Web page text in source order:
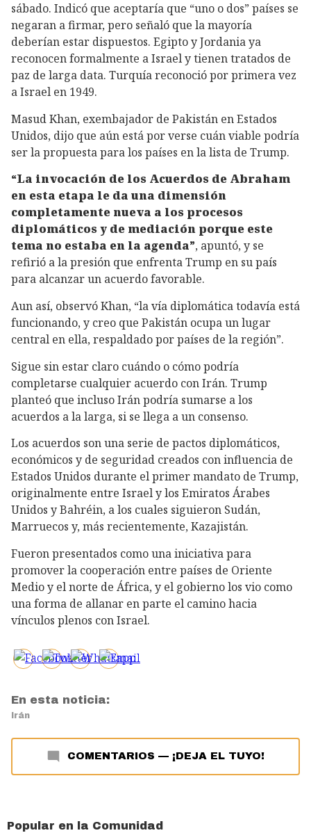
sábado. Indicó que aceptaría que “uno o dos” países se
negaran a firmar, pero señaló que la mayoría
deberían estar dispuestos. Egipto y Jordania ya
reconocen formalmente a Israel y tienen tratados de
paz de larga data. Turquía reconoció por primera vez
a Israel en 1949.
Masud Khan, exembajador de Pakistán en Estados
Unidos, dijo que aún está por verse cuán viable podría
ser la propuesta para los países en la lista de Trump.
“La invocación de los Acuerdos de Abraham
en esta etapa le da una dimensión
completamente nueva a los procesos
diplomáticos y de mediación porque este
tema no estaba en la agenda”, apuntó, y se
refirió a la presión que enfrenta Trump en su país
para alcanzar un acuerdo favorable.
Aun así, observó Khan, “la vía diplomática todavía está
funcionando, y creo que Pakistán ocupa un lugar
central en ella, respaldado por países de la región”.
Sigue sin estar claro cuándo o cómo podría
completarse cualquier acuerdo con Irán. Trump
planteó que incluso Irán podría sumarse a los
acuerdos a la larga, si se llega a un consenso.
Los acuerdos son una serie de pactos diplomáticos,
económicos y de seguridad creados con influencia de
Estados Unidos durante el primer mandato de Trump,
originalmente entre Israel y los Emiratos Árabes
Unidos y Bahréin, a los cuales siguieron Sudán,
Marruecos y, más recientemente, Kazajistán.
Fueron presentados como una iniciativa para
promover la cooperación entre países de Oriente
Medio y el norte de África, y el gobierno los vio como
una forma de allanar en parte el camino hacia
vínculos plenos con Israel.
En esta noticia:
Irán
COMENTARIOS — ¡DEJA EL TUYO!
Popular en la Comunidad